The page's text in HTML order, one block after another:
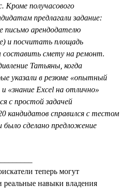
Кроме получасового
предлагали задание:
письмо арендодателю
и посчитать площадь
смету на ремонт.
Татьяны, когда
указали в резюме «опытный
«знание Excel на отлично»
с простой задачей
кандидатов справился с тестом
было сделано предложение
теперь могут
реальные навыки владения